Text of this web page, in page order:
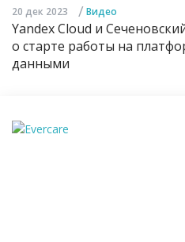
20 дек 2023 / Видео
Yandex Cloud и
о старте работы на
данными